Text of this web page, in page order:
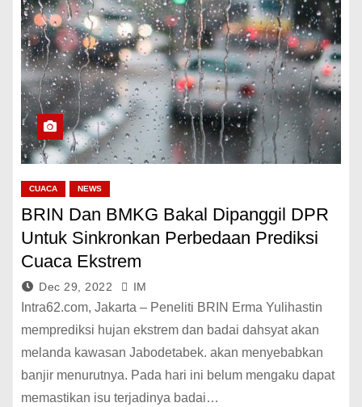
CUACA NEWS
BRIN Dan BMKG Bakal Dipanggil DPR
Untuk Sinkronkan Perbedaan Prediksi
Cuaca Ekstrem
Dec 29, 2022 IM
Intra62.com, Jakarta – Peneliti BRIN Erma Yulihastin
memprediksi hujan ekstrem dan badai dahsyat akan
melanda kawasan Jabodetabek. akan menyebabkan
banjir menurutnya. Pada hari ini belum mengaku dapat
memastikan isu terjadinya badai…